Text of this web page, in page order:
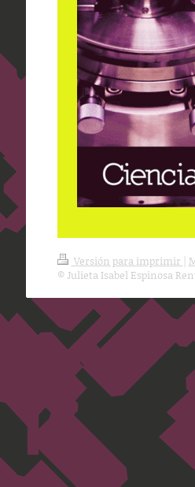
Versión para imprimir
© Julieta Isabel Espinosa